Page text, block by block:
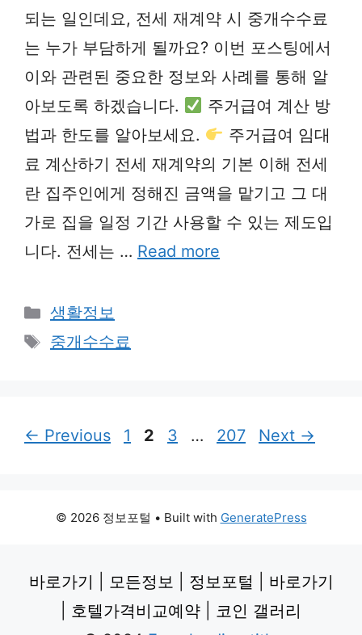
되는 일인데요, 전세 재계약 시 중개수수료
는 누가 부담하게 될까요? 이번 포스팅에서
이와 관련된 중요한 정보와 사례를 통해 알
아보도록 하겠습니다.
주거급여 계산 방
법과 한도를 알아보세요.
주거급여 임대
료 계산하기 전세 재계약의 기본 이해 전세
란 집주인에게 정해진 금액을 맡기고 그 대
가로 집을 일정 기간 사용할 수 있는 제도입
니다. 전세는 … Read more
Categories
생활정보
Tags
중개수수료
← Previous Page
1 Page
2 Page
3 … Page
207 Next →
© 2026 정보포털 • Built with GeneratePress
바로가기 모든정보 정보포털
바로가기
호텔가격비교예약
코인 갤러리